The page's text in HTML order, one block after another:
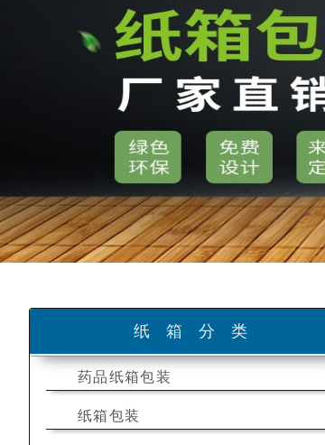
纸箱分类
药品纸箱包装
纸箱包装